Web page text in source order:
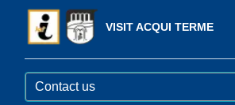
VISIT ACQUI TERME
Contact us